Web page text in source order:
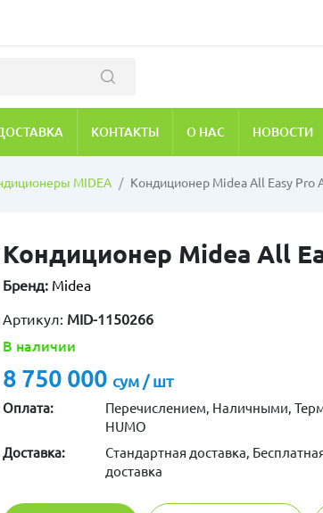
КОНТАКТЫ О НАС НОВОСТИ
MIDEA Кондиционер Midea All Easy Pro
Кондиционер Midea All
Бренд: Midea
Артикул: MID-1150266
В наличии
8 750 000 сум / шт
Оплата:
Перечислением, Наличными,
HUMO
Доставка:
Стандартная доставка,
доставка